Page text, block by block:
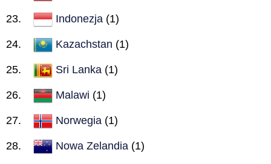
Indonezja (1)
Kazachstan (1)
Sri Lanka (1)
Malawi (1)
Norwegia (1)
Nowa Zelandia (1)